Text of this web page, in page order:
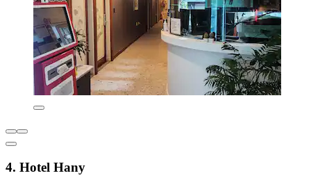
4. Hotel Hany